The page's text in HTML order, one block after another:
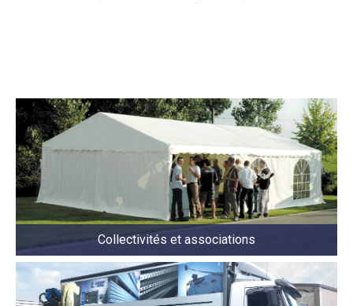
Collectivités et associations